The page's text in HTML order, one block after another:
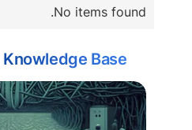
No items found.
Knowledge Base